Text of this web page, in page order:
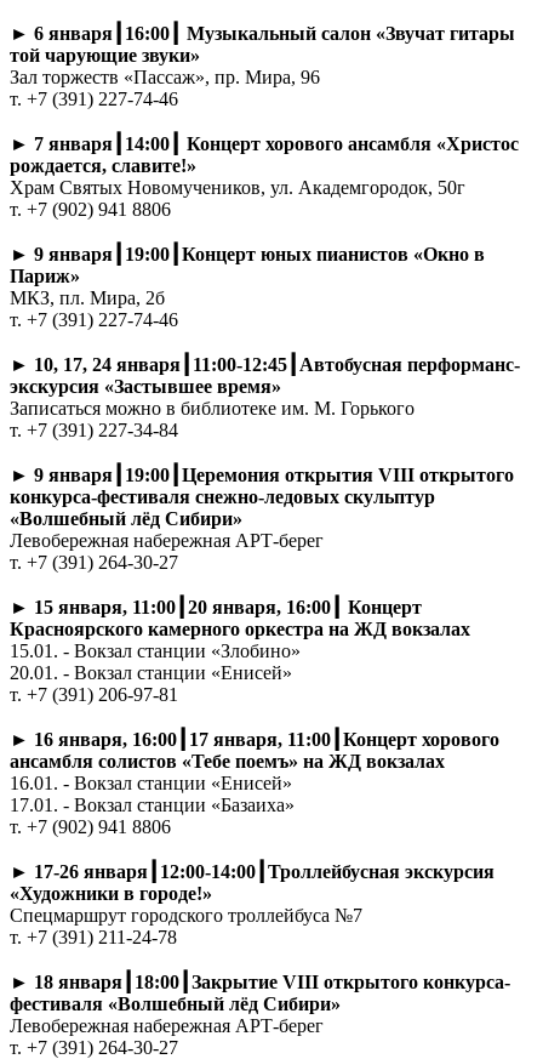
► 6 января┃16:00┃ Музыкальный салон «Звучат гитары
той чарующие звуки»
Зал торжеств «Пассаж», пр. Мира, 96
т. +7 (391) 227-74-46
► 7 января┃14:00┃ Концерт хорового ансамбля «Христос
рождается, славите!»
Храм Святых Новомучеников, ул. Академгородок, 50г
т. +7 (902) 941 8806
► 9 января┃19:00┃Концерт юных пианистов «Окно в
Париж»
МКЗ, пл. Мира, 2б
т. +7 (391) 227-74-46
► 10, 17, 24 января┃11:00-12:45┃Автобусная перформанс-
экскурсия «Застывшее время»
Записаться можно в библиотеке им. М. Горького
т. +7 (391) 227-34-84
► 9 января┃19:00┃Церемония открытия VIII открытого
конкурса-фестиваля снежно-ледовых скульптур
«Волшебный лёд Сибири»
Левобережная набережная АРТ-берег
т. +7 (391) 264-30-27
► 15 января, 11:00┃20 января, 16:00┃ Концерт
Красноярского камерного оркестра на ЖД вокзалах
15.01. - Вокзал станции «Злобино»
20.01. - Вокзал станции «Енисей»
т. +7 (391) 206-97-81
► 16 января, 16:00┃17 января, 11:00┃Концерт хорового
ансамбля солистов «Тебе поемъ» на ЖД вокзалах
16.01. - Вокзал станции «Енисей»
17.01. - Вокзал станции «Базаиха»
т. +7 (902) 941 8806
► 17-26 января┃12:00-14:00┃Троллейбусная экскурсия
«Художники в городе!»
Спецмаршрут городского троллейбуса №7
т. +7 (391) 211-24-78
► 18 января┃18:00┃Закрытие VIII открытого конкурса-
фестиваля «Волшебный лёд Сибири»
Левобережная набережная АРТ-берег
т. +7 (391) 264-30-27